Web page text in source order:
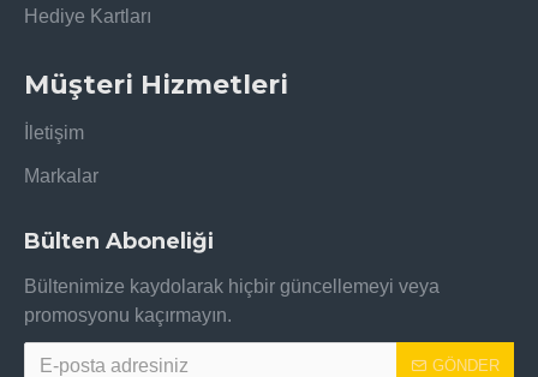
Hediye Kartları
Müşteri Hizmetleri
İletişim
Markalar
Bülten Aboneliği
Bültenimize kaydolarak hiçbir güncellemeyi veya
promosyonu kaçırmayın.
GÖNDER